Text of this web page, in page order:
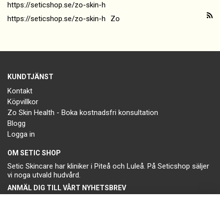
https://seticshop.se/zo-skin-h
https://seticshop.se/zo-skin-h
Zo
KUNDTJÄNST
Kontakt
Köpvillkor
Zo Skin Health - Boka kostnadsfri konsultation
Blogg
Logga in
OM SETIC SHOP
Setic Skincare har kliniker i Piteå och Luleå. På Seticshop säljer
vi noga utvald hudvård.
ANMÄL DIG TILL VÅRT NYHETSBREV